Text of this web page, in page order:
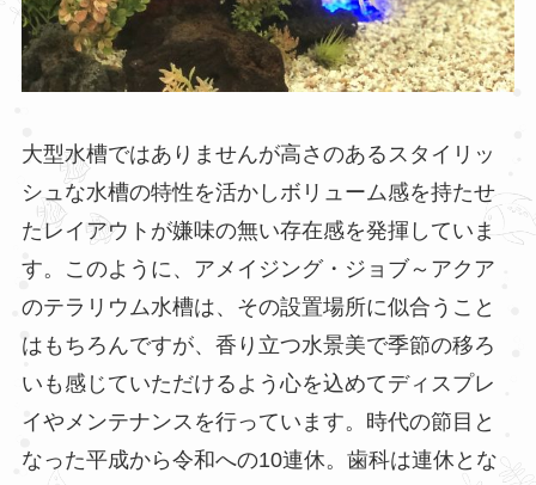
大型水槽ではありませんが高さのあるスタイリッ
シュな水槽の特性を活かしボリューム感を持たせ
たレイアウトが嫌味の無い存在感を発揮していま
す。このように、アメイジング・ジョブ～アクア
のテラリウム水槽は、その設置場所に似合うこと
はもちろんですが、香り立つ水景美で季節の移ろ
いも感じていただけるよう心を込めてディスプレ
イやメンテナンスを行っています。時代の節目と
なった平成から令和への10連休。歯科は連休とな